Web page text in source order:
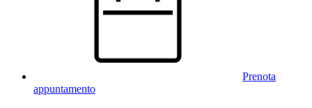
Prenota
appuntamento